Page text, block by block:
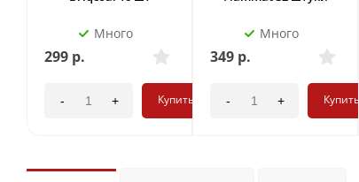
Много
299 р.
- + Купить
Много
349 р.
- + Купить